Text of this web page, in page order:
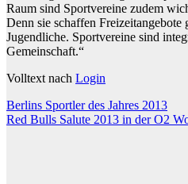
Raum sind Sportvereine zudem
Denn sie schaffen Freizeitangebote
Jugendliche. Sportvereine sind
Gemeinschaft.“
Volltext nach Login
Beitragsnavigation
Berlins Sportler des Jahres 2013
Red Bulls Salute 2013 in der O2